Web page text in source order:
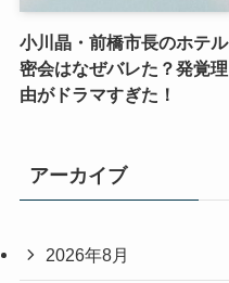
小川晶・前橋市長のホテル
密会はなぜバレた？発覚理
由がドラマすぎた！
アーカイブ
2026年8月